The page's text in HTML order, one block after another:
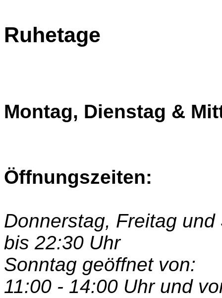
Ruhetage
Montag, Dienstag &
Öffnungszeiten:
Donnerstag, Freitag
bis 22:30 Uhr
Sonntag geöffnet von:
11:00 - 14:00 Uhr und